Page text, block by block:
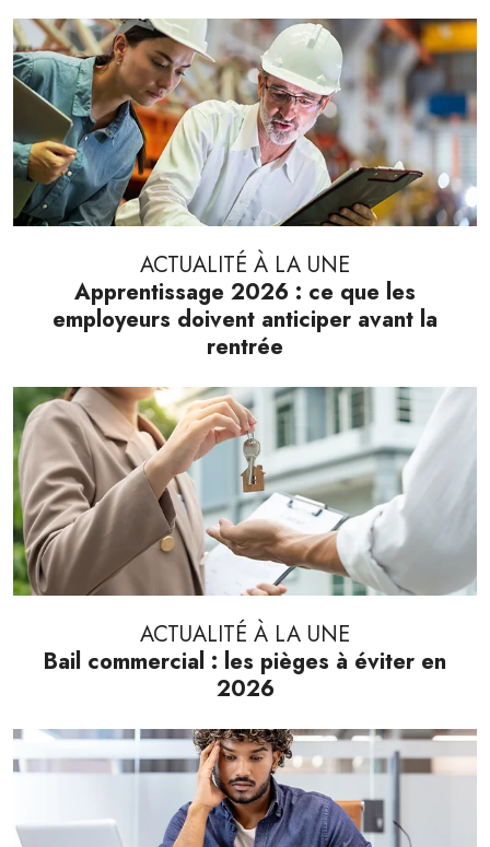
ACTUALITÉ À LA UNE
Apprentissage 2026 : ce que les
employeurs doivent anticiper avant la
rentrée
ACTUALITÉ À LA UNE
Bail commercial : les pièges à éviter en
2026